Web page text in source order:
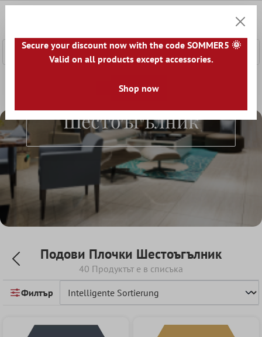
Плочки За Под
Подови Плочки
Шестоъгълник
Подови Плочки Шестоъгълник
40 Продуктът е в списъка
Филтър
Secure your discount now with the code SOMMER5 🌞
Valid on all products except accessories.
Shop now